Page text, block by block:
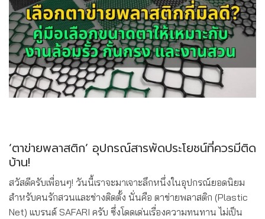
‘ตาข่ายพลาสติก’ อุปกรณ์สารพัดประโยชน์ที่ควรมีติด
บ้าน!
สวัสดีครับเพื่อนๆ! วันนี้เราจะมาเจาะลึกหนึ่งในอุปกรณ์ยอดนิยม
สำหรับคนรักสวนและช่างติดตั้ง นั่นคือ ตาข่ายพลาสติก (Plastic
Net) แบรนด์ SAFARI ครับ ซึ่งโดดเด่นเรื่องความทนทาน ไม่เป็น